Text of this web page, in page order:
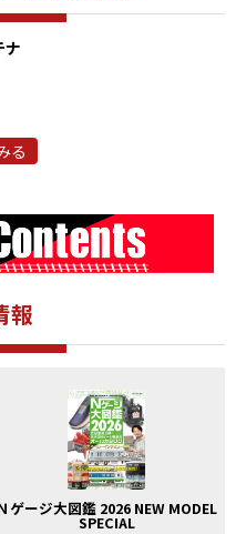
ナ
る
報
ゲージ大図鑑 2026 NEW MODEL
SPECIAL